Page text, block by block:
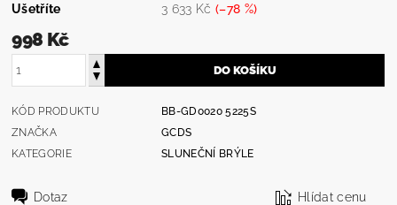
Ušetříte
3 633 Kč (–78 %)
998 Kč
KÓD PRODUKTU
BB-GD0020 5225S
ZNAČKA
GCDS
KATEGORIE
SLUNEČNÍ BRÝLE
Dotaz Hlídat cenu